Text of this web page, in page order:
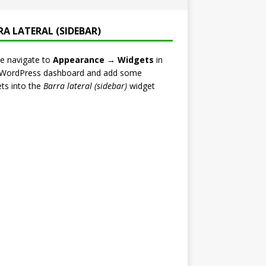
LATERAL (SIDEBAR)
navigate to Appearance → Widgets in
dashboard and add some
into the Barra lateral (sidebar)widget